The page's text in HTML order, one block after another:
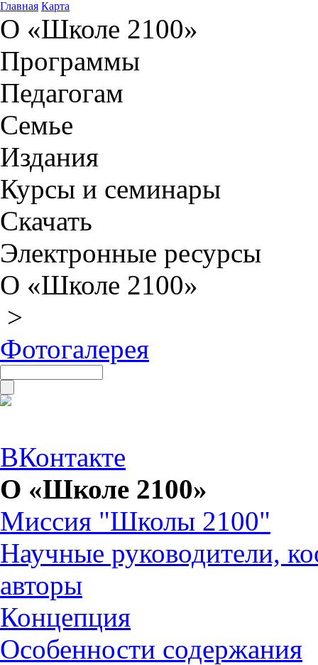
Главная Карта
О «Школе 2100»
Программы
Педагогам
Семье
Издания
Курсы и семинары
Скачать
Электронные ресурсы
О «Школе 2100»
>
Фотогалерея
ВКонтакте
О «Школе 2100»
Миссия "Школы 2100"
Научные руководители,
авторы
Концепция
Особенности содержания